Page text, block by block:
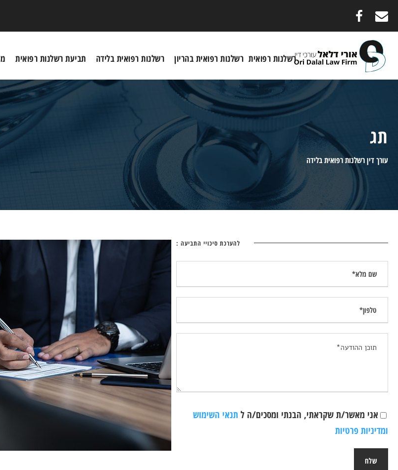
רשלנות רפואית רשלנות רפואית בהריון רשלנות רפואית בלידה תביעת רשלנות רפואית
תג
עורך דין רשלנות רפואית בלידה
להערכת סיכויי התביעה :
אני מאשר/ת שקראתי, הבנתי ומסכים/ה ל תנאי השימוש
ומדיניות פרטיות